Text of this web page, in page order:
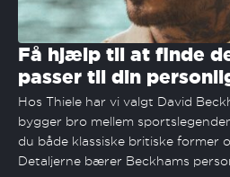
Få hjælp til at finde
passer til din
Hos Thiele har vi valgt David
bygger bro mellem
du både klassiske britiske former
Detaljerne bærer Beckhams